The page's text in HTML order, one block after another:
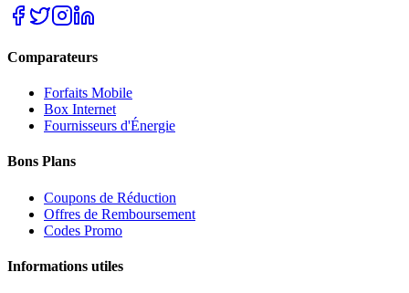
Comparateurs
Forfaits Mobile
Box Internet
Fournisseurs d'Énergie
Bons Plans
Coupons de Réduction
Offres de Remboursement
Codes Promo
Informations utiles